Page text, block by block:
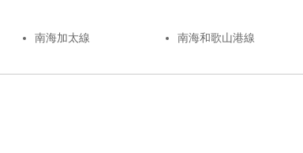
南海加太線 南海和歌山港線